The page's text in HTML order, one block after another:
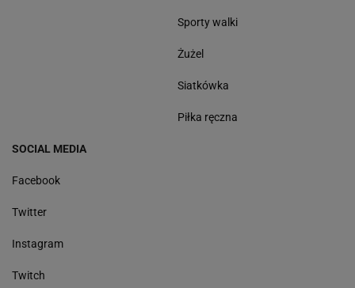
Sporty walki
Żużel
Siatkówka
Piłka ręczna
SOCIAL MEDIA
Facebook
Twitter
Instagram
Twitch